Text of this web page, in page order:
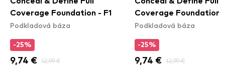
Coverage Foundation - F1
Podkladová báza
-25%
9,74 € 12,99 €
Coverage Foundation
Podkladová báza
-25%
9,74 € 12,99 €